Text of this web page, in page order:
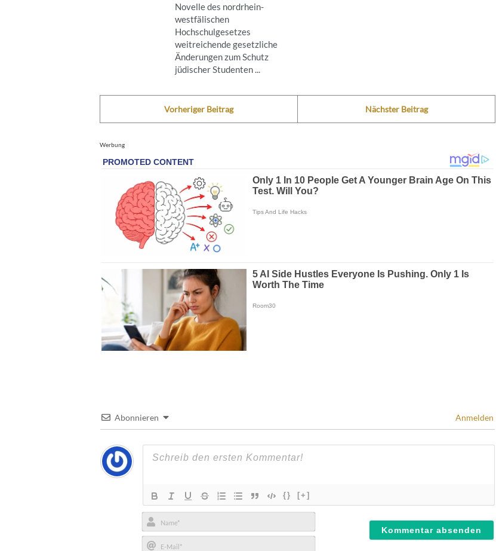
Novelle des nordrhein-
westfälischen
Hochschulgesetzes
weitreichende gesetzliche
Änderungen zum Schutz
jüdischer Studenten ...
Vorheriger Beitrag Nächster Beitrag
Werbung
Abonnieren Anmelden
{} [+]
Name*